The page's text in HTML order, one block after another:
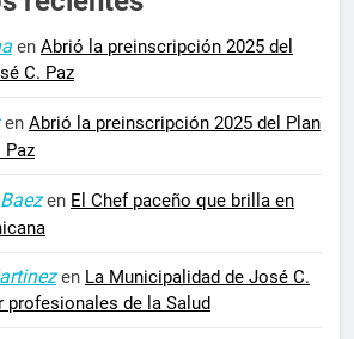
en Abrió la preinscripción 2025 del
C. Paz
en Abrió la preinscripción 2025 del Plan
Paz
en El Chef paceño que brilla en
en La Municipalidad de José C.
profesionales de la Salud